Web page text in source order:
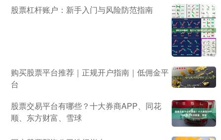
股票杠杆账户：新手入门与风险防范指南
购买股票平台推荐｜正规开户指南｜低佣金平
台
股票交易平台有哪些？十大券商APP、同花
顺、东方财富、雪球